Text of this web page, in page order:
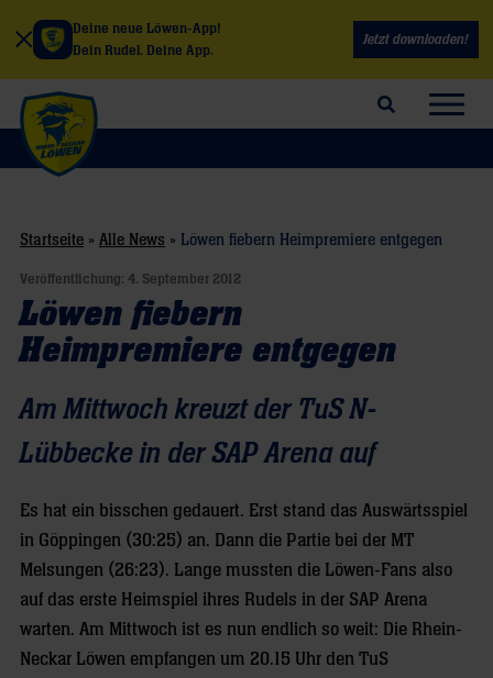
Deine neue Löwen-App!
Dein Rudel. Deine App.
Jetzt downloaden!
Suchfeld öffnen
Startseite » Alle News » Löwen fiebern Heimpremiere entgegen
Veröffentlichung: 4. September 2012
Löwen fiebern
Heimpremiere entgegen
Am Mittwoch kreuzt der TuS N-
Lübbecke in der SAP Arena auf
Es hat ein bisschen gedauert. Erst stand das Auswärtsspiel
in Göppingen (30:25) an. Dann die Partie bei der MT
Melsungen (26:23). Lange mussten die Löwen-Fans also
auf das erste Heimspiel ihres Rudels in der SAP Arena
warten. Am Mittwoch ist es nun endlich so weit: Die Rhein-
Neckar Löwen empfangen um 20.15 Uhr den TuS